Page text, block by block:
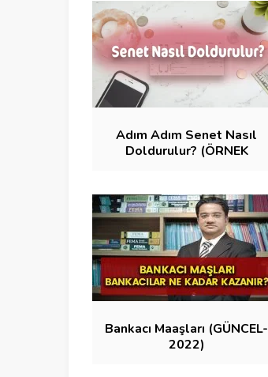
Adım Adım Senet Nasıl
Doldurulur? (ÖRNEK
Bankacı Maaşları (GÜNCEL-
2022)